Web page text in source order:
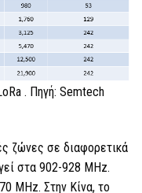
. Πηγή: Semtech
ζώνες σε διαφορετικά
στα 902-928 MHz.
MHz. Στην Κίνα, το